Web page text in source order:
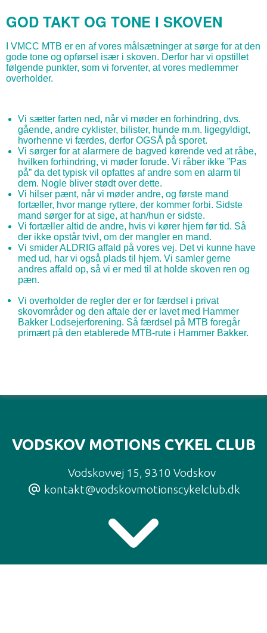
GOD TAKT OG TONE I SKOVEN
I VMCC MTB er en af vores målsætninger at sørge for at den
gode tone og opførsel især i skoven. Derfor har vi opstillet
følgende punkter, som vi forventer, at vores medlemmer
overholder.
Vi sætter farten ned, når vi møder en forhindring, dvs.
gående, andre cyklister, bilister, hunde m.m. ligegyldigt,
hvorhenne vi færdes, derfor OGSÅ på sporet.
Vi sørger for at alarmere de bagved kørende ved at råbe,
hvilken forhindring, vi møder forude. Vi råber ikke ”Pas
på” da det typisk vil opfattes af andre som en alarm til
dem. Nogle bliver stødt over dette.
Vi hilser pænt, når vi møder andre, og første mand
fortæller, hvor mange ryttere, der kommer forbi. Sidste
mand sørger for at sige, at han/hun er sidste.
Vi fortæller altid de andre, hvis vi kører hjem før tid. Så
der ikke opstår tvivl, om der mangler en mand.
Vi smider ALDRIG affald på vores vej. Det vi kunne have
med ud, har vi også plads til hjem. Vi samler gerne
andres affald op, så vi er med til at holde skoven ren og
pæn.
Vi overholder de regler der er for færdsel i privat
skovområder og den aftale der er lavet med Hammer
Bakker Lodsejerforening. Så færdsel på MTB foregår
primært på den etablerede MTB-rute i Hammer Bakker.
VODSKOV MOTIONS CYKEL CLUB
Vodskovvej 15, 9310 Vodskov
kontakt@vodskovmotionscykelclub.dk